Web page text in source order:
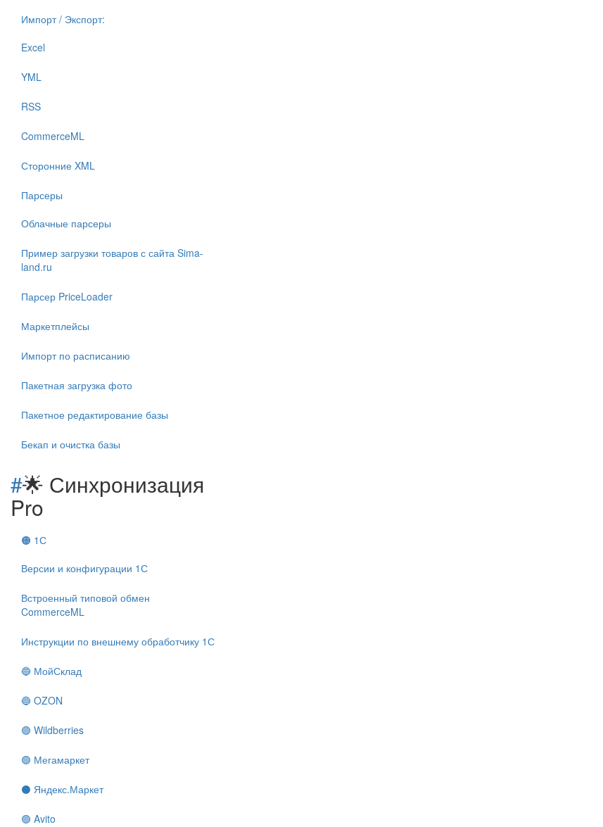
Импорт / Экспорт:
Excel
YML
RSS
CommerceML
Сторонние XML
Парсеры
Облачные парсеры
Пример загрузки товаров с сайта Sima-
land.ru
Парсер PriceLoader
Маркетплейсы
Импорт по расписанию
Пакетная загрузка фото
Пакетное редактирование базы
Бекап и очистка базы
#🌟 Синхронизация
Pro
🟠 1С
Версии и конфигурации 1С
Встроенный типовой обмен
CommerceML
Инструкции по внешнему обработчику 1С
🔵 МойСклад
🔵 OZON
🟣 Wildberries
🟢 Мегамаркет
⚫ Яндекс.Маркет
🟢 Avito